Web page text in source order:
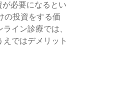
必要になるとい
の投資をする価
イン診療では、
えではデメリット